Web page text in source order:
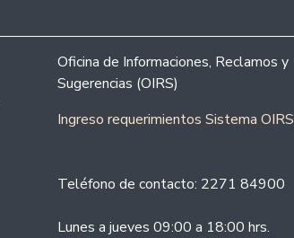
Oficina de Informaciones, Reclamos y
Sugerencias (OIRS)
Ingreso requerimientos Sistema OIRS
Teléfono de contacto: 2271 84900
Lunes a jueves 09:00 a 18:00 hrs.